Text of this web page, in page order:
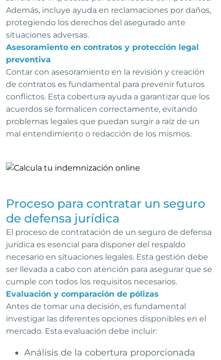
Además, incluye ayuda en reclamaciones por daños,
protegiendo los derechos del asegurado ante
situaciones adversas.
Asesoramiento en contratos y protección legal
preventiva
Contar con asesoramiento en la revisión y creación
de contratos es fundamental para prevenir futuros
conflictos. Esta cobertura ayuda a garantizar que los
acuerdos se formalicen correctamente, evitando
problemas legales que puedan surgir a raíz de un
mal entendimiento o redacción de los mismos.
Proceso para contratar un seguro
de defensa jurídica
El proceso de contratación de un seguro de defensa
jurídica es esencial para disponer del respaldo
necesario en situaciones legales. Esta gestión debe
ser llevada a cabo con atención para asegurar que se
cumple con todos los requisitos necesarios.
Evaluación y comparación de pólizas
Antes de tomar una decisión, es fundamental
investigar las diferentes opciones disponibles en el
mercado. Esta evaluación debe incluir:
Análisis de la cobertura proporcionada